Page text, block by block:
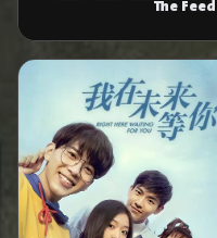
The Feed